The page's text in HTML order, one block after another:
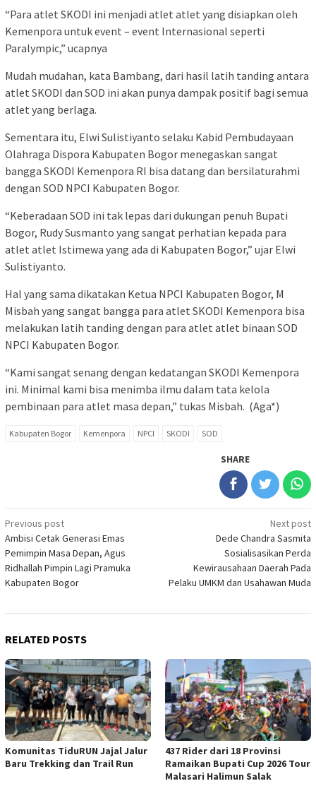
“Para atlet SKODI ini menjadi atlet atlet yang disiapkan oleh
Kemenpora untuk event – event Internasional seperti
Paralympic,” ucapnya
Mudah mudahan, kata Bambang, dari hasil latih tanding antara
atlet SKODI dan SOD ini akan punya dampak positif bagi semua
atlet yang berlaga.
Sementara itu, Elwi Sulistiyanto selaku Kabid Pembudayaan
Olahraga Dispora Kabupaten Bogor menegaskan sangat
bangga SKODI Kemenpora RI bisa datang dan bersilaturahmi
dengan SOD NPCI Kabupaten Bogor.
“Keberadaan SOD ini tak lepas dari dukungan penuh Bupati
Bogor, Rudy Susmanto yang sangat perhatian kepada para
atlet atlet Istimewa yang ada di Kabupaten Bogor,” ujar Elwi
Sulistiyanto.
Hal yang sama dikatakan Ketua NPCI Kabupaten Bogor, M
Misbah yang sangat bangga para atlet SKODI Kemenpora bisa
melakukan latih tanding dengan para atlet atlet binaan SOD
NPCI Kabupaten Bogor.
“Kami sangat senang dengan kedatangan SKODI Kemenpora
ini. Minimal kami bisa menimba ilmu dalam tata kelola
pembinaan para atlet masa depan,” tukas Misbah. (Aga*)
Kabupaten Bogor Kemenpora NPCI SKODI SOD
SHARE
Post
navigation
Previous post
Ambisi Cetak Generasi Emas
Pemimpin Masa Depan, Agus
Ridhallah Pimpin Lagi Pramuka
Kabupaten Bogor
Next post
Dede Chandra Sasmita
Sosialisasikan Perda
Kewirausahaan Daerah Pada
Pelaku UMKM dan Usahawan Muda
RELATED POSTS
Komunitas TiduRUN Jajal Jalur
Baru Trekking dan Trail Run
437 Rider dari 18 Provinsi
Ramaikan Bupati Cup 2026 Tour
Malasari Halimun Salak